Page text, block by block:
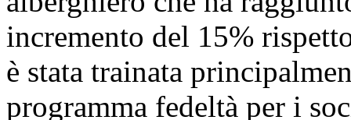
incremento del 15%
è stata trainata
programma fedeltà per i